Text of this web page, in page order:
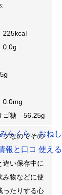
0.0g
ゴ糖 56.25g
プなのでその
違い保存中に
み物などに使
ったりする心
らくら
報と口コ
おね
使え